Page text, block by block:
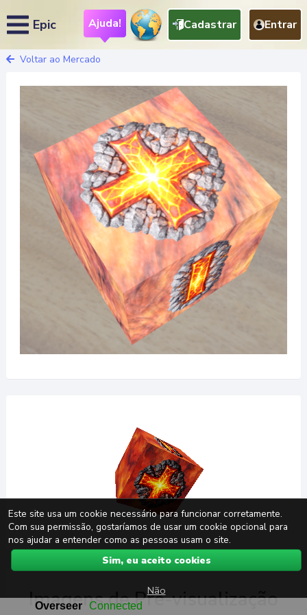
Epic Ajuda! Cadastrar Entrar
Voltar ao Mercado
Imagens de Pré-visualização
Este site usa um cookie necessário para funcionar corretamente.
Com sua permissão, gostaríamos de usar um cookie opcional para
nos ajudar a entender como as pessoas usam o site.
Sim, eu aceito cookies
Não